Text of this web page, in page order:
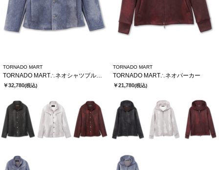
TORNADO MART
TORNADO MART∴ネオシャツブルゾン
￥32,780(税込)
TORNADO MART
TORNADO MART∴ネオパーカー
￥21,780(税込)